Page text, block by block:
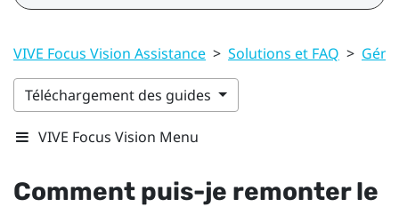
VIVE Focus Vision Assistance > Solutions et FAQ >
Téléchargement des guides
VIVE Focus Vision Menu
Comment puis-je remonter le